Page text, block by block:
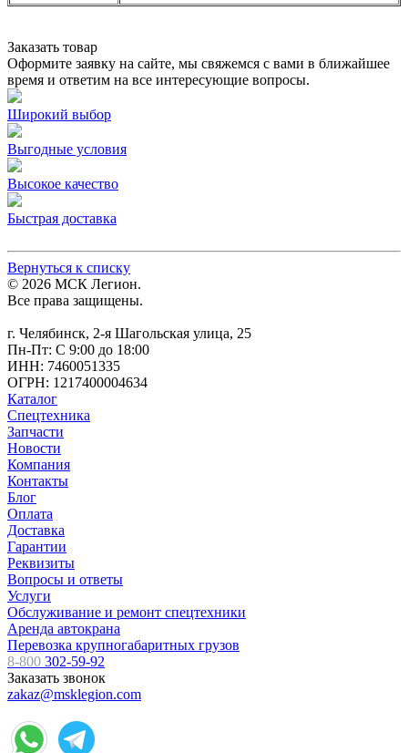
Заказать товар
Оформите заявку на сайте, мы свяжемся с вами в ближайшее
время и ответим на все интересующие вопросы.
Широкий выбор
Выгодные условия
Высокое качество
Быстрая доставка
Вернуться к списку
© 2026 МСК Легион.
Все права защищены.
г. Челябинск, 2-я Шагольская улица, 25
Пн-Пт: С 9:00 до 18:00
ИНН: 7460051335
ОГРН: 1217400004634
Каталог
Спецтехника
Запчасти
Новости
Компания
Контакты
Блог
Оплата
Доставка
Гарантии
Реквизиты
Вопросы и ответы
Услуги
Обслуживание и ремонт спецтехники
Аренда автокрана
Перевозка крупногабаритных грузов
8-800 302-59-92
Заказать звонок
zakaz@msklegion.com